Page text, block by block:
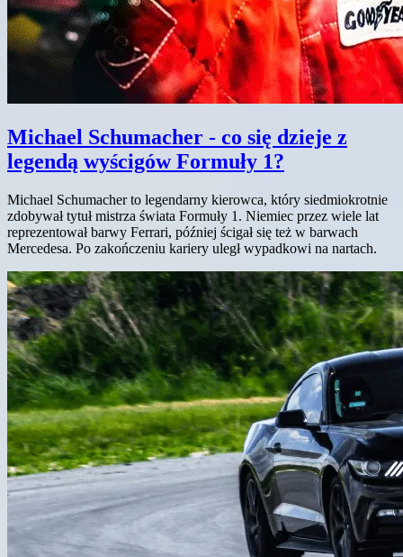
Michael Schumacher - co się dzieje z
legendą wyścigów Formuły 1?
Michael Schumacher to legendarny kierowca, który siedmiokrotnie
zdobywał tytuł mistrza świata Formuły 1. Niemiec przez wiele lat
reprezentował barwy Ferrari, później ścigał się też w barwach
Mercedesa. Po zakończeniu kariery uległ wypadkowi na nartach.